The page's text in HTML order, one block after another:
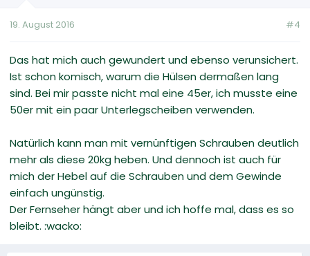
19. August 2016 #4
Das hat mich auch gewundert und ebenso verunsichert.
Ist schon komisch, warum die Hülsen dermaßen lang
sind. Bei mir passte nicht mal eine 45er, ich musste eine
50er mit ein paar Unterlegscheiben verwenden.
Natürlich kann man mit vernünftigen Schrauben deutlich
mehr als diese 20kg heben. Und dennoch ist auch für
mich der Hebel auf die Schrauben und dem Gewinde
einfach ungünstig.
Der Fernseher hängt aber und ich hoffe mal, dass es so
bleibt. :wacko: